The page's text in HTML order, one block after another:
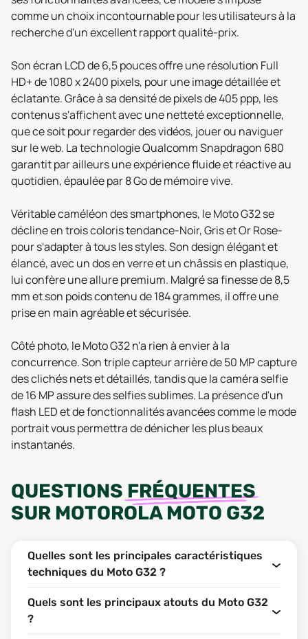
comme un choix incontournable pour les utilisateurs à la
recherche d'un excellent rapport qualité-prix.
Son écran LCD de 6,5 pouces offre une résolution Full
HD+ de 1080 x 2400 pixels, pour une image détaillée et
éclatante. Grâce à sa densité de pixels de 405 ppp, les
contenus s'affichent avec une netteté exceptionnelle,
que ce soit pour regarder des vidéos, jouer ou naviguer
sur le web. La technologie Qualcomm Snapdragon 680
garantit par ailleurs une expérience fluide et réactive au
quotidien, épaulée par 8 Go de mémoire vive.
Véritable caméléon des smartphones, le Moto G32 se
décline en trois coloris tendance-Noir, Gris et Or Rose-
pour s'adapter à tous les styles. Son design élégant et
élancé, avec un dos en verre et un châssis en plastique,
lui confère une allure premium. Malgré sa finesse de 8,5
mm et son poids contenu de 184 grammes, il offre une
prise en main agréable et sécurisée.
Côté photo, le Moto G32 n'a rien à envier à la
concurrence. Son triple capteur arrière de 50 MP capture
des clichés nets et détaillés, tandis que la caméra selfie
de 16 MP assure des selfies sublimes. La présence d'un
flash LED et de fonctionnalités avancées comme le mode
portrait vous permettra de dénicher les plus beaux
instantanés.
QUESTIONS FRÉQUENTES
SUR MOTOROLA MOTO G32
Quelles sont les principales caractéristiques
techniques du Moto G32 ?
Quels sont les principaux atouts du Moto G32
?